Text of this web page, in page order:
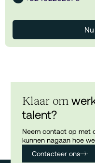
Klaar om
talent?
Neem contact op met
kunnen nagaan hoe
Contacteer ons